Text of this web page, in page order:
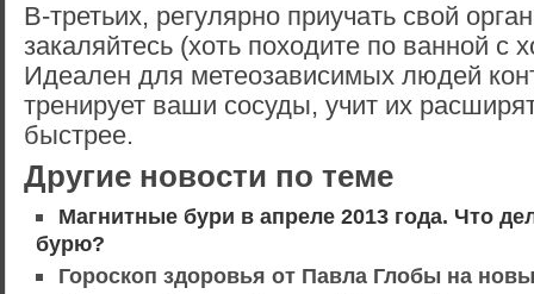
В-третьих, регулярно приучать свой
закаляйтесь (хоть походите по ванной с
Идеален для метеозависимых людей
тренирует ваши сосуды, учит их
быстрее.
Другие новости по теме
Магнитные бури в апреле 2013 года. Что
бурю?
Гороскоп здоровья от Павла Глобы на